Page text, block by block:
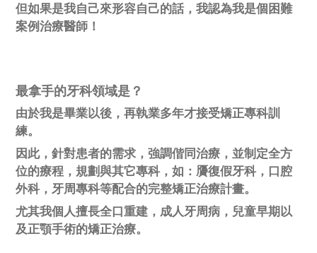
但如果是我自己來形容自己的話，我認為我是個困難
案例治療醫師！
最拿手的牙科領域是？
由於我是畢業以後，再執業多年才接受矯正專科訓
練。
因此，針對患者的需求，強調偕同治療，並制定全方
位的療程，規劃與其它專科，如：贗復假牙科，口腔
外科，牙周專科等配合的完整矯正治療計畫。
尤其我個人擅長全口重建，成人牙周病，兒童早期以
及正顎手術的矯正治療。